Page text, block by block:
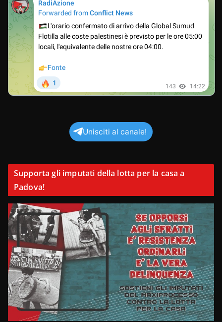
Unisciti al canale!
Supporta gli imputati della lotta per la casa a
Padova!